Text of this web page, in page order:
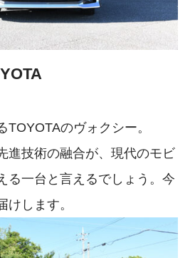
のヴォクシー。
進技術の融合が、現代のモビ
る一台と言えるでしょう。今
けします。